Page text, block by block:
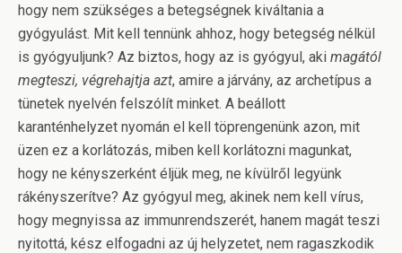
hogy nem szükséges a betegségnek kiváltania a
gyógyulást. Mit kell tennünk ahhoz, hogy betegség nélkül
is gyógyuljunk? Az biztos, hogy az is gyógyul, aki magától
megteszi, végrehajtja azt, amire a járvány, az archetípus a
tünetek nyelvén felszólít minket. A beállott
karanténhelyzet nyomán el kell töprengenünk azon, mit
üzen ez a korlátozás, miben kell korlátozni magunkat,
hogy ne kényszerként éljük meg, ne kívülről legyünk
rákényszerítve? Az gyógyul meg, akinek nem kell vírus,
hogy megnyissa az immunrendszerét, hanem magát teszi
nyitottá, kész elfogadni az új helyzetet, nem ragaszkodik